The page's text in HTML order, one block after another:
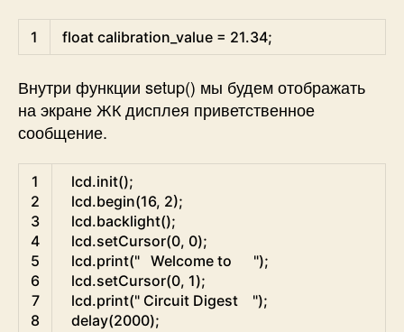
1 float calibration_value = 21.34;
Внутри функции setup() мы будем отображать
на экране ЖК дисплея приветственное
сообщение.
1
2
3
4
5
6
7
8
lcd.init();
lcd.begin(16, 2);
lcd.backlight();
lcd.setCursor(0, 0);
lcd.print("   Welcome to      ");
lcd.setCursor(0, 1);
lcd.print(" Circuit Digest    ");
delay(2000);